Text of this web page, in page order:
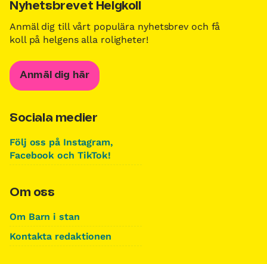
Nyhetsbrevet Helgkoll
Anmäl dig till vårt populära nyhetsbrev och få
koll på helgens alla roligheter!
Anmäl dig här
Sociala medier
Följ oss på Instagram,
Facebook och TikTok!
Om oss
Om Barn i stan
Kontakta redaktionen